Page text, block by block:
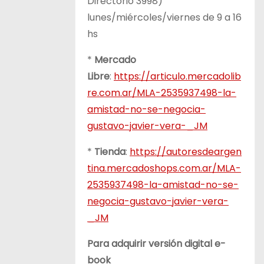
lunes/miércoles/viernes de 9 a 16
hs
* Mercado
Libre: https://articulo.mercadolib
re.com.ar/MLA-2535937498-la-
amistad-no-se-negocia-
gustavo-javier-vera-_JM
* Tienda: https://autoresdeargen
tina.mercadoshops.com.ar/MLA-
2535937498-la-amistad-no-se-
negocia-gustavo-javier-vera-
_JM
Para adquirir versión digital e-
book